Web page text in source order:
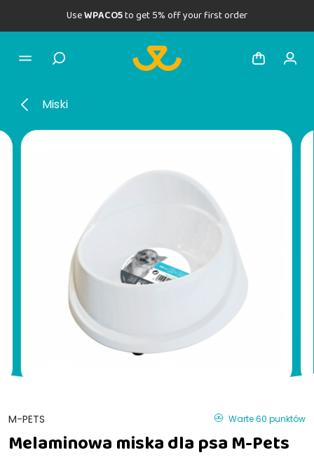
UseWPACO5to get 5% off your first order
Miski
M-PETS Warte 60 punktów
Melaminowa miska dla psa M-Pets